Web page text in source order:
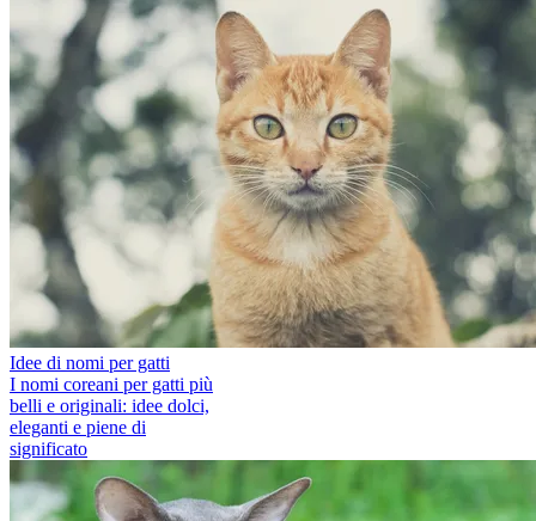
Idee di nomi per gatti
I nomi coreani per gatti più
belli e originali: idee dolci,
eleganti e piene di
significato